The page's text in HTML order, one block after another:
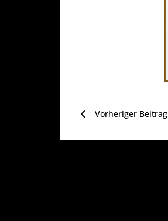
Vorheriger Beitrag